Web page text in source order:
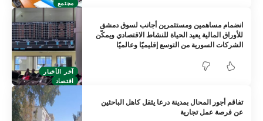
مجتمع
آخر الأخبار
اقتصاد
انضمام مساهمين ومستثمرين أجانب لسوق دمشق
للأوراق المالية يعيد الحياة للنشاط الاقتصادي ويمكّن
الشركات السورية من التوسع إقليميًا وعالميًا
تفاقم أجور المحال بمدينة درعا يثقل كاهل الباحثين
عن فرصة عمل تجارية